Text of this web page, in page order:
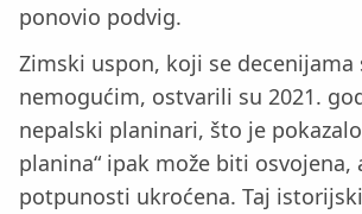
ponovio podvig.
Zimski uspon, koji se decenijama
nemogućim, ostvarili su 2021.
nepalski planinari, što je
planina“ ipak može biti osvojena,
potpunosti ukroćena. Taj